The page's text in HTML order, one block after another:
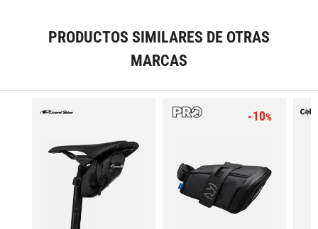
PRODUCTOS SIMILARES DE OTRAS
MARCAS
-10%